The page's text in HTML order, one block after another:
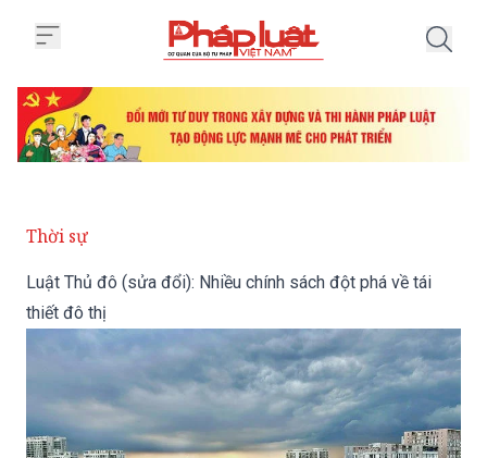
Thời sự
Luật Thủ đô (sửa đổi): Nhiều chính sách đột phá về tái
thiết đô thị